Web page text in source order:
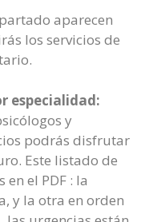
aparecen
los servicios de
especialidad:
y
podrás disfrutar
Este listado de
en el PDF : la
y la otra en orden